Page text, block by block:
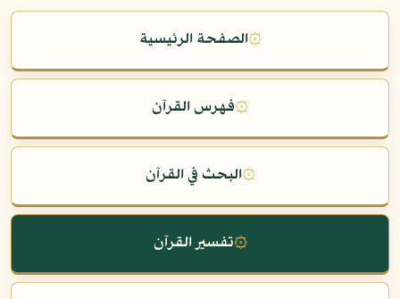
۞الصفحة الرئيسية
۞فهرس القرآن
۞البحث في القرآن
۞تفسير القرآن